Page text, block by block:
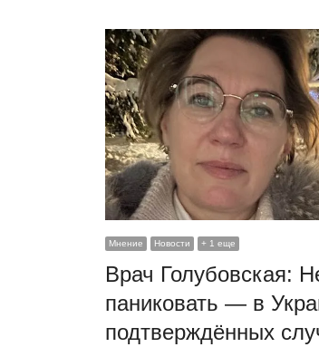
Мнение Новости + 1 еще
Врач Голубовская:
паниковать — в
подтверждённых